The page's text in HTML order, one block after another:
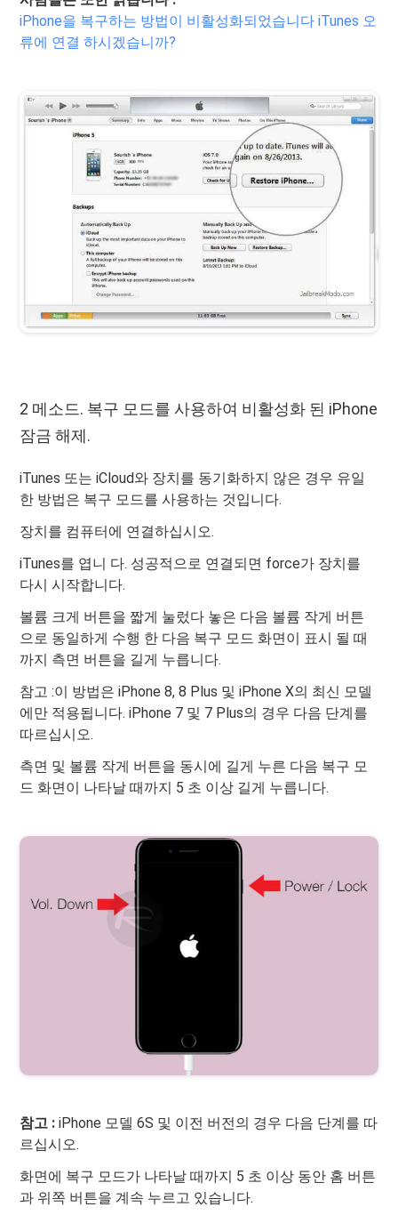
iPhone을 복구하는 방법이 비활성화되었습니다 iTunes 오
류에 연결 하시겠습니까?
2 메소드. 복구 모드를 사용하여 비활성화 된 iPhone
잠금 해제.
iTunes 또는 iCloud와 장치를 동기화하지 않은 경우 유일
한 방법은 복구 모드를 사용하는 것입니다.
장치를 컴퓨터에 연결하십시오.
iTunes를 엽니 다. 성공적으로 연결되면 force가 장치를
다시 시작합니다.
볼륨 크게 버튼을 짧게 눌렀다 놓은 다음 볼륨 작게 버튼
으로 동일하게 수행 한 다음 복구 모드 화면이 표시 될 때
까지 측면 버튼을 길게 누릅니다.
참고 :이 방법은 iPhone 8, 8 Plus 및 iPhone X의 최신 모델
에만 적용됩니다. iPhone 7 및 7 Plus의 경우 다음 단계를
따르십시오.
측면 및 볼륨 작게 버튼을 동시에 길게 누른 다음 복구 모
드 화면이 나타날 때까지 5 초 이상 길게 누릅니다.
참고 : iPhone 모델 6S 및 이전 버전의 경우 다음 단계를 따
르십시오.
화면에 복구 모드가 나타날 때까지 5 초 이상 동안 홈 버튼
과 위쪽 버튼을 계속 누르고 있습니다.